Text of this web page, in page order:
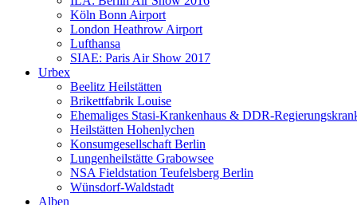
Köln Bonn Airport
London Heathrow Airport
Lufthansa
SIAE: Paris Air Show 2017
Urbex
Beelitz Heilstätten
Brikettfabrik Louise
Ehemaliges Stasi-Krankenhaus & DDR-
Heilstätten Hohenlychen
Konsumgesellschaft Berlin
Lungenheilstätte Grabowsee
NSA Fieldstation Teufelsberg Berlin
Wünsdorf-Waldstadt
Alben